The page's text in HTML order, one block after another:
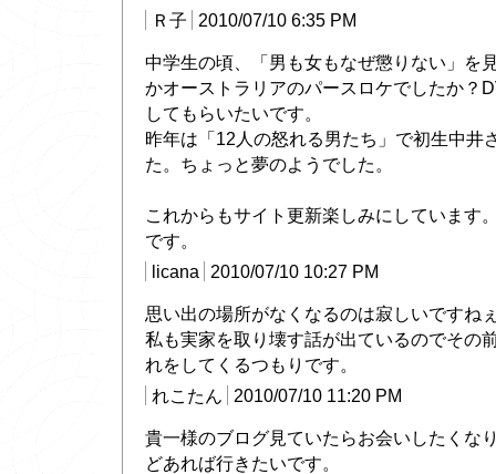
Ｒ子
2010/07/10 6:35 PM
中学生の頃、「男も女もなぜ懲りない」を
かオーストラリアのパースロケでしたか？
してもらいたいです。
昨年は「12人の怒れる男たち」で初生中井
た。ちょっと夢のようでした。
これからもサイト更新楽しみにしています
です。
licana
2010/07/10 10:27 PM
思い出の場所がなくなるのは寂しいですね
私も実家を取り壊す話が出ているのでその
れをしてくるつもりです。
れこたん
2010/07/10 11:20 PM
貴一様のブログ見ていたらお会いしたくな
どあれば行きたいです。